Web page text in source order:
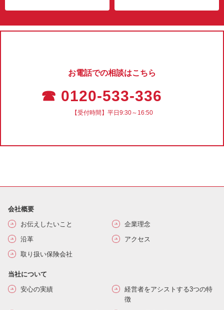
お電話での相談はこちら
☎ 0120-533-336
【受付時間】平日9:30～16:50
会社概要
お伝えしたいこと
企業理念
沿革
アクセス
取り扱い保険会社
当社について
安心の実績
経営者をアシストする3つの特
徴